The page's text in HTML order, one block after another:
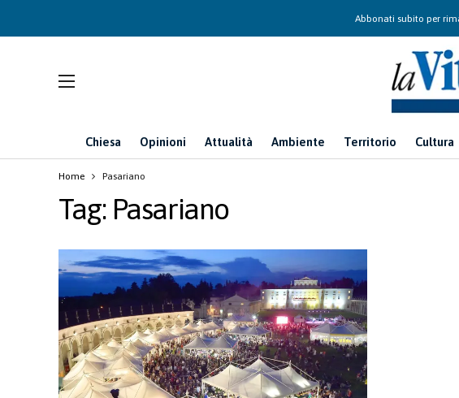
Abbonati subito per
Chiesa Opinioni Attualità Ambiente Territorio Cultura
Home Pasariano
Tag: Pasariano